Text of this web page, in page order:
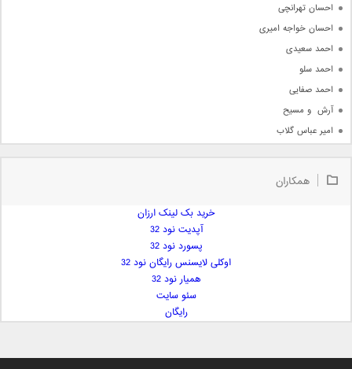
احسان تهرانچی
احسان خواجه امیری
احمد سعیدی
احمد سلو
احمد صفایی
آرش  و مسیح
امیر عباس گلاب
امیر علی
ایمان فلاح
همکاران
خرید بک لینک ارزان
آپدیت نود 32
پسورد نود 32
اوکلی لایسنس رایگان نود 32
همیار نود 32
سئو سایت
رایگان